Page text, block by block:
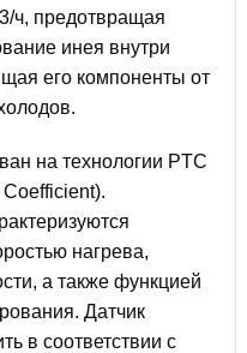
ч, предотвращая
инея внутри
его компоненты от
на технологии PTC
нагрева,
а также функцией
Датчик
в соответствии с